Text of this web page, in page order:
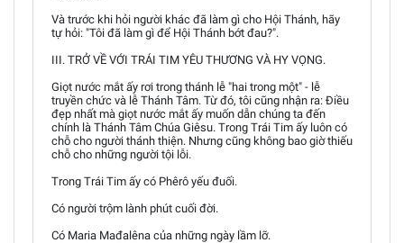
Và trước khi hỏi người khác đã làm gì cho Hội Thánh, hãy
tự hỏi: "Tôi đã làm gì để Hội Thánh bớt đau?".
III. TRỞ VỀ VỚI TRÁI TIM YÊU THƯƠNG VÀ HY VỌNG.
Giọt nước mắt ấy rơi trong thánh lễ "hai trong một" - lễ
truyền chức và lễ Thánh Tâm. Từ đó, tôi cũng nhận ra: Điều
đẹp nhất mà giọt nước mắt ấy muốn dẫn chúng ta đến
chính là Thánh Tâm Chúa Giêsu. Trong Trái Tim ấy luôn có
chỗ cho người thánh thiện. Nhưng cũng không bao giờ thiếu
chỗ cho những người tội lỗi.
Trong Trái Tim ấy có Phêrô yếu đuối.
Có người trộm lành phút cuối đời.
Có Maria Mađalêna của những ngày lầm lỡ.